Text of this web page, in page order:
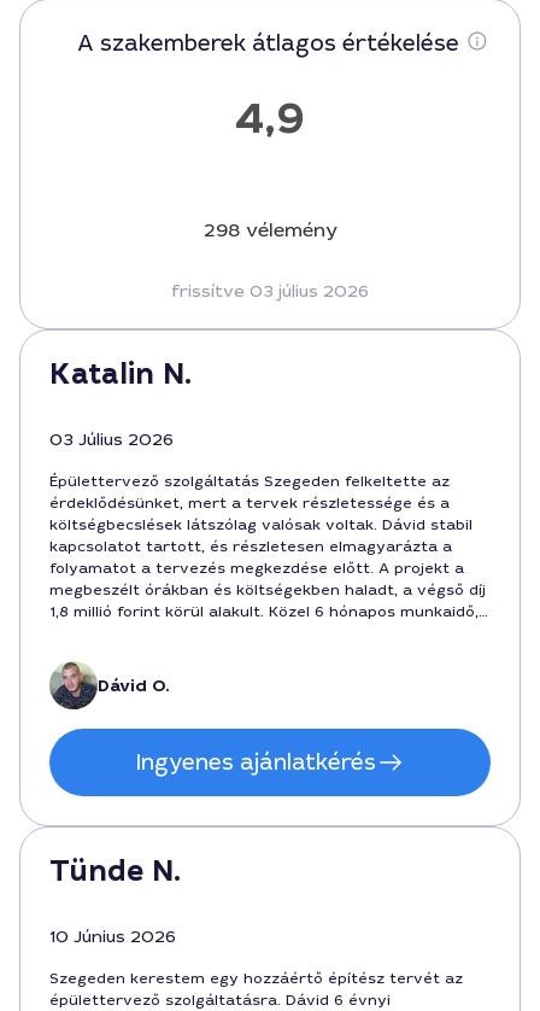
A szakemberek átlagos értékelése
4,9
298 vélemény
frissítve 03 július 2026
Katalin N.
03 Július 2026
Épülettervező szolgáltatás Szegeden felkeltette az
érdeklődésünket, mert a tervek részletessége és a
költségbecslések látszólag valósak voltak. Dávid stabil
kapcsolatot tartott, és részletesen elmagyarázta a
folyamatot a tervezés megkezdése előtt. A projekt a
megbeszélt órákban és költségekben haladt, a végső díj
1,8 millió forint körül alakult. Közel 6 hónapos munkaidő,
Dávid O.
Ingyenes ajánlatkérés
Tünde N.
10 Június 2026
Szegeden kerestem egy hozzáértő építész tervét az
épülettervező szolgáltatásra. Dávid 6 évnyi